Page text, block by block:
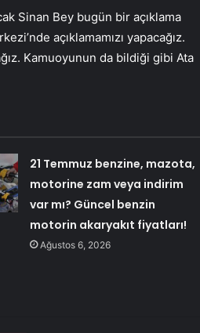
Sinan Bey bugün bir açıklama
açıklamamızı yapacağız.
Kamuoyunun da bildiği gibi Ata
21 Temmuz benzine, mazota,
motorine zam veya indirim
var mı? Güncel benzin
motorin akaryakıt fiyatları!
Ağustos 6, 2026